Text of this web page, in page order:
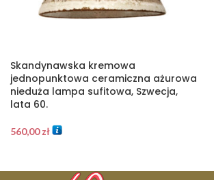
Skandynawska kremowa
jednopunktowa ceramiczna ażurowa
nieduża lampa sufitowa, Szwecja,
lata 60.
560,00zł